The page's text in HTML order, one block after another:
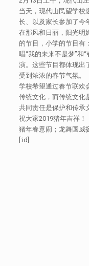
当天，现代山民望学校
长、以及家长参加了今
在那风和日丽，阳光明
的节目，小学的节目有
唱“我的未来不是梦”和
演。这些节目都体现出
受到浓浓的春节气氛。
学校希望通过春节联欢
传统文化，而传统文化
共同责任是保护和传承
祝大家2019猪年吉祥！
猪年春意闹；龙舞国威
[:id]